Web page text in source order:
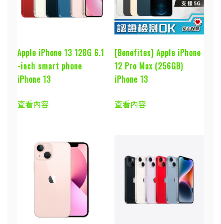
Apple iPhone 13 128G 6.1
-inch smart phone
iPhone 13
查看內容
[Benefites] Apple iPhone
12 Pro Max (256GB)
iPhone 13
查看內容